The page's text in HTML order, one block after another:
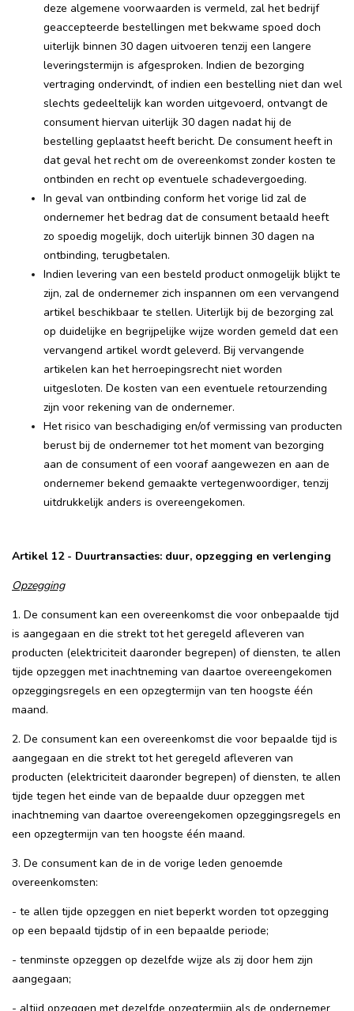
deze algemene voorwaarden is vermeld, zal het bedrijf
geaccepteerde bestellingen met bekwame spoed doch
uiterlijk binnen 30 dagen uitvoeren tenzij een langere
leveringstermijn is afgesproken. Indien de bezorging
vertraging ondervindt, of indien een bestelling niet dan wel
slechts gedeeltelijk kan worden uitgevoerd, ontvangt de
consument hiervan uiterlijk 30 dagen nadat hij de
bestelling geplaatst heeft bericht. De consument heeft in
dat geval het recht om de overeenkomst zonder kosten te
ontbinden en recht op eventuele schadevergoeding.
In geval van ontbinding conform het vorige lid zal de
ondernemer het bedrag dat de consument betaald heeft
zo spoedig mogelijk, doch uiterlijk binnen 30 dagen na
ontbinding, terugbetalen.
Indien levering van een besteld product onmogelijk blijkt te
zijn, zal de ondernemer zich inspannen om een vervangend
artikel beschikbaar te stellen. Uiterlijk bij de bezorging zal
op duidelijke en begrijpelijke wijze worden gemeld dat een
vervangend artikel wordt geleverd. Bij vervangende
artikelen kan het herroepingsrecht niet worden
uitgesloten. De kosten van een eventuele retourzending
zijn voor rekening van de ondernemer.
Het risico van beschadiging en/of vermissing van producten
berust bij de ondernemer tot het moment van bezorging
aan de consument of een vooraf aangewezen en aan de
ondernemer bekend gemaakte vertegenwoordiger, tenzij
uitdrukkelijk anders is overeengekomen.
Artikel 12 - Duurtransacties: duur, opzegging en verlenging
Opzegging
1. De consument kan een overeenkomst die voor onbepaalde tijd
is aangegaan en die strekt tot het geregeld afleveren van
producten (elektriciteit daaronder begrepen) of diensten, te allen
tijde opzeggen met inachtneming van daartoe overeengekomen
opzeggingsregels en een opzegtermijn van ten hoogste één
maand.
2. De consument kan een overeenkomst die voor bepaalde tijd is
aangegaan en die strekt tot het geregeld afleveren van
producten (elektriciteit daaronder begrepen) of diensten, te allen
tijde tegen het einde van de bepaalde duur opzeggen met
inachtneming van daartoe overeengekomen opzeggingsregels en
een opzegtermijn van ten hoogste één maand.
3. De consument kan de in de vorige leden genoemde
overeenkomsten:
- te allen tijde opzeggen en niet beperkt worden tot opzegging
op een bepaald tijdstip of in een bepaalde periode;
- tenminste opzeggen op dezelfde wijze als zij door hem zijn
aangegaan;